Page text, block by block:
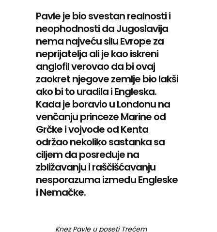
Pavle je bio svestan realnosti i
neophodnosti da Jugoslavija
nema najveću silu Evrope za
neprijatelja ali je kao iskreni
anglofil verovao da bi ovaj
zaokret njegove zemlje bio lakši
ako bi to uradila i Engleska.
Kada je boravio u Londonu na
venčanju princeze Marine od
Grčke i vojvode od Kenta
održao nekoliko sastanka sa
ciljem da posreduje na
zbližavanju i raščišćavanju
nesporazuma između Engleske
i Nemačke.
Knez Pavle u poseti Trećem